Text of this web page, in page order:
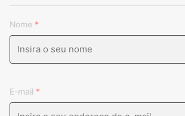
Nome *
E-mail *